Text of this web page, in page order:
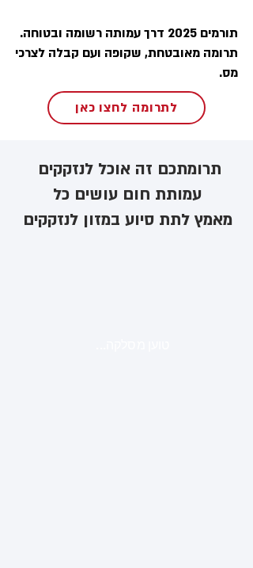
תורמים 2025 דרך עמותה רשומה ובטוחה.
תרומה מאובטחת, שקופה ועם קבלה לצרכי
מס.
לתרומה לחצו כאן
תרומתכם זה אוכל לנזקקים ​
עמותת חום עושים כל
מאמץ לתת סיוע במזון לנזקקים